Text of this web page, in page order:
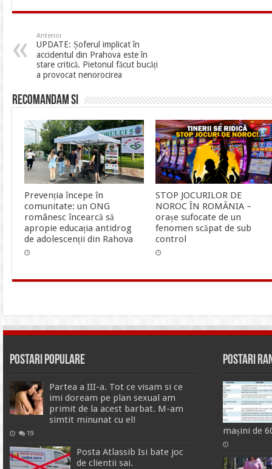
Anterior
UPDATE: Șoferul implicat în
accidentul din Prahova este în
stare critică. Pietonul făcut bucăți
a provocat nenorocirea
Recomandam si
Prevenția începe în
comunitate: un ONG
românesc încearcă să
apropie educația antidrog
de adolescenții din Rahova
STOP JOCURILOR DE
NOROC ÎN ROMÂNIA –
orașe sufocate de un
fenomen scăpat de sub
control
Postari Populare
Partea a III-a. Tot ce visam si ce
imi doream pe plan sexual am
primit de la acest barbat. M-am
simtit minunat cu el!
19
Posta Atlassib Isi bate joc
de clientii sai.
Postari
mașini de